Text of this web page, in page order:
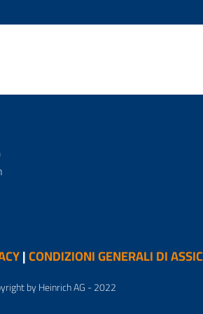
|CONDIZIONI GENERALI DI
byHeinrich AG - 2022